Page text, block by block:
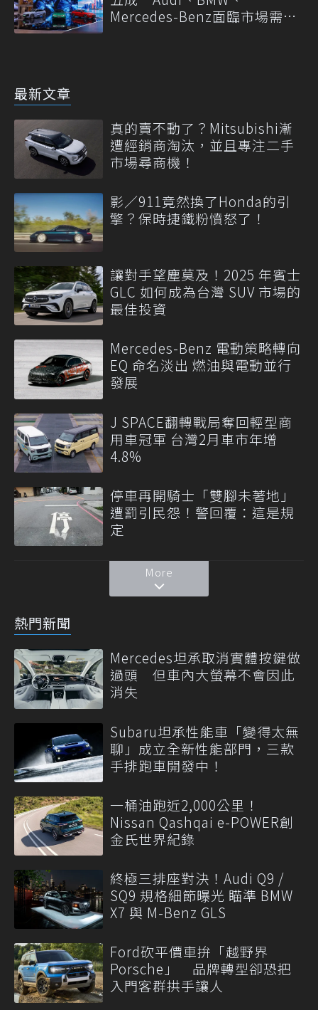
Mercedes-Benz面臨市場需求
最新文章
真的賣不動了？Mitsubishi漸
遭經銷商淘汰，並且專注二手
市場尋商機！
影／911竟然換了Honda的引
擎？保時捷鐵粉憤怒了！
讓對手望塵莫及！2025 年賓士
GLC 如何成為台灣 SUV 市場的
最佳投資
Mercedes-Benz 電動策略轉向
EQ 命名淡出 燃油與電動並行
發展
J SPACE翻轉戰局奪回輕型商
用車冠軍 台灣2月車市年增
4.8%
停車再開騎士「雙腳未著地」
遭罰引民怨！警回覆：這是規
定
More
熱門新聞
Mercedes坦承取消實體按鍵做
過頭 但車內大螢幕不會因此
消失
Subaru坦承性能車「變得太無
聊」成立全新性能部門，三款
手排跑車開發中！
一桶油跑近2,000公里！
Nissan Qashqai e-POWER創
金氏世界紀錄
終極三排座對決！Audi Q9 /
SQ9 規格細節曝光 瞄準 BMW
X7 與 M-Benz GLS
Ford砍平價車拚「越野界
Porsche」 品牌轉型卻恐把
入門客群拱手讓人